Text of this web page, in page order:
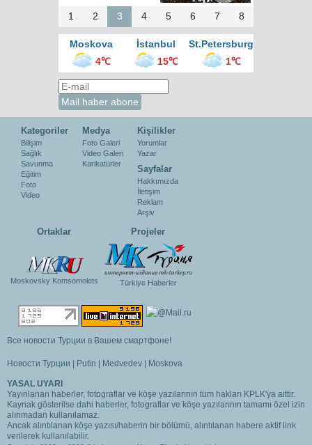
1 2 3 4 5 6 7 8
Moskova İstanbul
St.Petersburg
4℃
15℃ 1℃
Kategoriler
Bilişim
Sağlık
Savunma
Eğitim
Foto
Video
Medya
Foto Galeri
Video Galeri
Karikatürler
Kişilikler
Yorumlar
Yazar
Sayfalar
Hakkımızda
İletişim
Reklam
Arşiv
Ortaklar
Moskovsky Komsomolets
Projeler
Türkiye Haberler
Все новости Турции в Вашем смартфоне!
Новости Турции | Putin | Medvedev | Moskova
YASAL UYARI
Yayınlanan haberler, fotograflar ve köşe yazılarının tüm hakları KPLK'ya aittir.
Kaynak gösterilse dahi haberler, fotograflar ve köşe yazılarının tamamı özel izin
alınmadan kullanılamaz.
Ancak alıntılanan köşe yazısı/haberin bir bölümü, alıntılanan habere aktif link
verilerek kullanılabilir.